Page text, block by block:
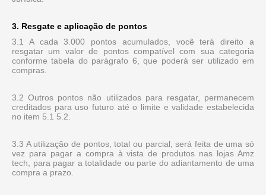
3. Resgate e aplicação de pontos
3.1 A cada 3.000 pontos acumulados, você terá direito a
resgatar um valor de pontos compatível com sua categoria
conforme tabela do parágrafo 6, que poderá ser utilizado em
compras.
3.2 Outros pontos não utilizados para resgatar, permanecem
creditados para uso futuro até o limite e validade estabelecida
no item 5.1 5.2.
3.3 A utilização de pontos, total ou parcial, será feita de uma só
vez para pagar a compra à vista de produtos nas lojas Amz
tech, para pagar a totalidade ou parte do adiantamento de uma
compra a prazo.